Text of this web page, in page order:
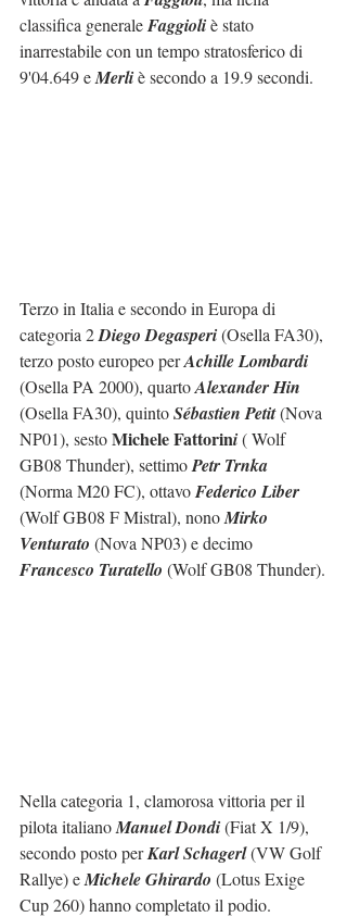
classifica generale Faggioli è stato
inarrestabile con un tempo stratosferico di
9'04.649 e Merli è secondo a 19.9 secondi.
Terzo in Italia e secondo in Europa di
categoria 2 Diego Degasperi (Osella FA30),
terzo posto europeo per Achille Lombardi
(Osella PA 2000), quarto Alexander Hin
(Osella FA30), quinto Sébastien Petit (Nova
NP01), sesto Michele Fattorini ( Wolf
GB08 Thunder), settimo Petr Trnka
(Norma M20 FC), ottavo Federico Liber
(Wolf GB08 F Mistral), nono Mirko
Venturato (Nova NP03) e decimo
Francesco Turatello (Wolf GB08 Thunder).
Nella categoria 1, clamorosa vittoria per il
pilota italiano Manuel Dondi (Fiat X 1/9),
secondo posto per Karl Schagerl (VW Golf
Rallye) e Michele Ghirardo (Lotus Exige
Cup 260) hanno completato il podio.